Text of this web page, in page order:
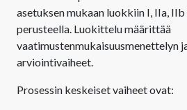
asetuksen mukaan luokkiin I, IIa,
perusteella. Luokittelu määrittää
vaatimustenmukaisuusmenettelyn
arviointivaiheet.
Prosessin keskeiset vaiheet ovat: